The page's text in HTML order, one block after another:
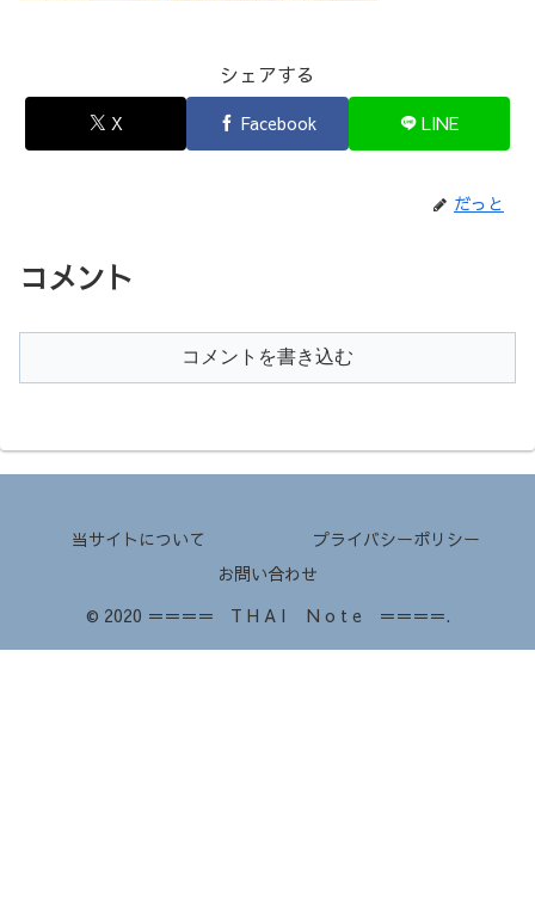
シェアする
X Facebook LINE
だっと
コメント
コメントを書き込む
当サイトについて
プライバシーポリシー
お問い合わせ
© 2020 ＝＝＝＝ T H A I N o t e ＝＝＝＝.